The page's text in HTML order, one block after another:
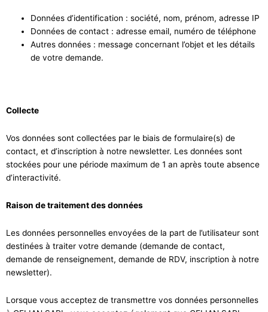
Données d’identification : société, nom, prénom, adresse IP
Données de contact : adresse email, numéro de téléphone
Autres données : message concernant l’objet et les détails
de votre demande.
Collecte
Vos données sont collectées par le biais de formulaire(s) de
contact, et d’inscription à notre newsletter. Les données sont
stockées pour une période maximum de 1 an après toute absence
d’interactivité.
Raison de traitement des données
Les données personnelles envoyées de la part de l’utilisateur sont
destinées à traiter votre demande (demande de contact,
demande de renseignement, demande de RDV, inscription à notre
newsletter).
Lorsque vous acceptez de transmettre vos données personnelles